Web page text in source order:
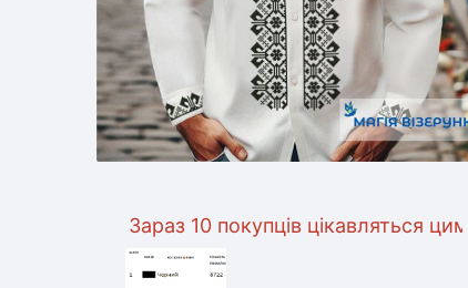
Зараз 10 покупців цікавляться цим товаром